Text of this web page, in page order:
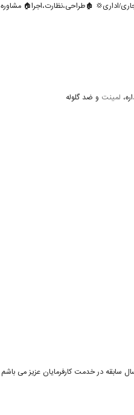
اداری💢 🏚طراحی،نظارت،اجرا🏠 مشاوره
لمینت و ضد گلوله
اینجانب مدیر «دفتر طراحی معماری و اجرای عسلی سازه با 10 سال